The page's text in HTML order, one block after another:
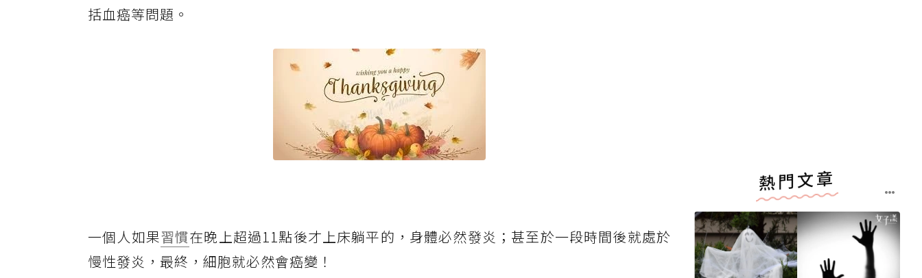
括血癌等問題。
一個人如果習慣在晚上超過11點後才上床躺平的，身體必然發炎；甚至於一段時間後就處於
慢性發炎，最終，細胞就必然會癌變！
熱門文章